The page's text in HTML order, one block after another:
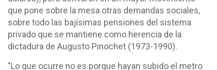
que pone sobre la mesa otras demandas sociales,
sobre todo las bajísimas pensiones del sistema
privado que se mantiene como herencia de la
dictadura de Augusto Pinochet (1973-1990).
"Lo que ocurre no es porque hayan subido el metro